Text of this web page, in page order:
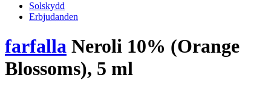
Solskydd
Erbjudanden
farfalla Neroli 10% (Orange
Blossoms), 5 ml